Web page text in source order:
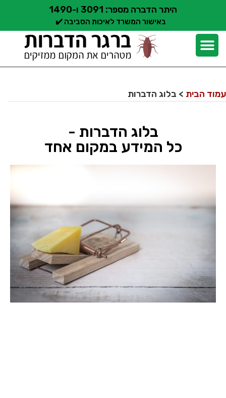
היתר הדברה מספר: 3091 ו-1490
באישור המשרד לאיכות הסביבה ✔️
עמוד הבית > בלוג הדברות
בלוג הדברות -
כל המידע במקום אחד